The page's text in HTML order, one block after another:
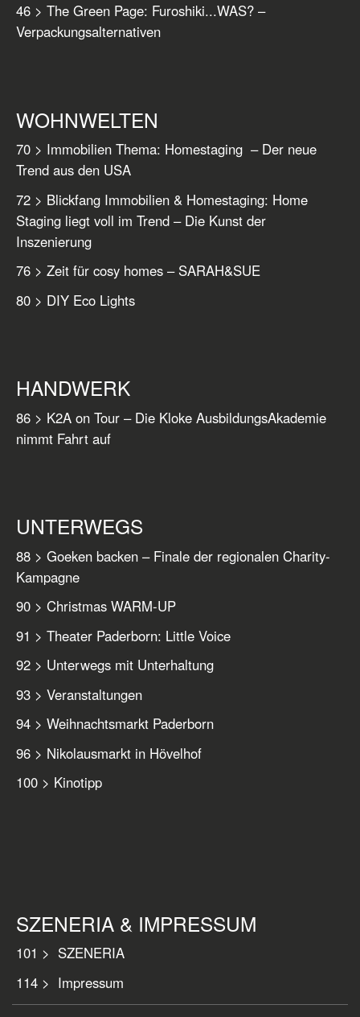
46 > The Green Page: Furoshiki...WAS? –
Verpackungsalternativen
WOHNWELTEN
70 > Immobilien Thema: Homestaging – Der neue
Trend aus den USA
72 > Blickfang Immobilien & Homestaging: Home
Staging liegt voll im Trend – Die Kunst der
Inszenierung
76 > Zeit für cosy homes – SARAH&SUE
80 > DIY Eco Lights
HANDWERK
86 > K2A on Tour – Die Kloke AusbildungsAkademie
nimmt Fahrt auf
UNTERWEGS
88 > Goeken backen – Finale der regionalen Charity-
Kampagne
90 > Christmas WARM-UP
91 > Theater Paderborn: Little Voice
92 > Unterwegs mit Unterhaltung
93 > Veranstaltungen
94 > Weihnachtsmarkt Paderborn
96 > Nikolausmarkt in Hövelhof
100 > Kinotipp
SZENERIA & IMPRESSUM
101 > SZENERIA
114 > Impressum